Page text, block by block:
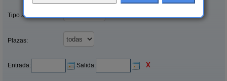
Tipo alquiler:
Plazas:
Entrada: Salida: X